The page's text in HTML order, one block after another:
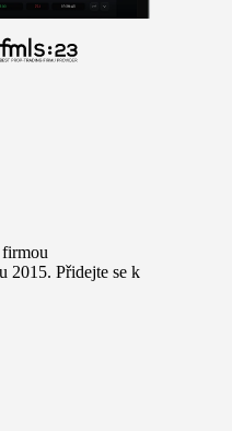
firmou
2015. Přidejte se k